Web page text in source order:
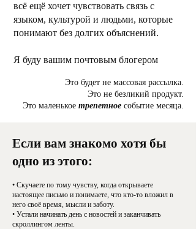
всё ещё хочет чувствовать связь с
языком, культурой и людьми, которые
понимают без долгих объяснений.
Я буду вашим почтовым блогером
Это будет не массовая рассылка.
Это не безликий продукт.
Это маленькое трепетное событие месяца.
Если вам знакомо хотя бы
одно из этого:
• Скучаете по тому чувству, когда открываете
настоящее письмо и понимаете, что кто-то вложил в
него своё время, мысли и заботу.
• Устали начинать день с новостей и заканчивать
скроллингом ленты.